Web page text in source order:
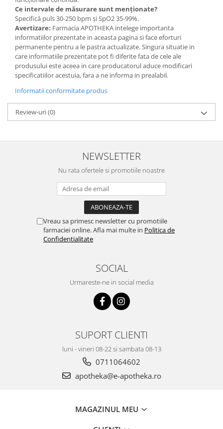
Ce intervale de măsurare sunt menționate?
Specifică puls 30-250 bpm și SpO2 35-99%.
Avertizare: Farmacia APOTHEKA intelege importanta
informatiilor prezentate in aceasta pagina si face eforturi
permanente pentru a le pastra actualizate. Singura situatie in
care informatiile prezentate pot fi diferite fata de cele ale
produsului este aceea in care producatorul aduce modificari
specificatiilor acestuia, fara a ne informa in prealabil.
Informatii conformitate produs
Review-uri(0)
NEWSLETTER
Nu rata ofertele si promotiile noastre
Vreau sa primesc newsletter cu promotiile
farmaciei online. Afla mai multe in Politica de
Confidentialitate
SOCIAL
Urmareste-ne in social media
SUPORT CLIENTI
luni - vineri 08-22 si sambata 08-13
0711064602
apotheka@e-apotheka.ro
MAGAZINUL MEU